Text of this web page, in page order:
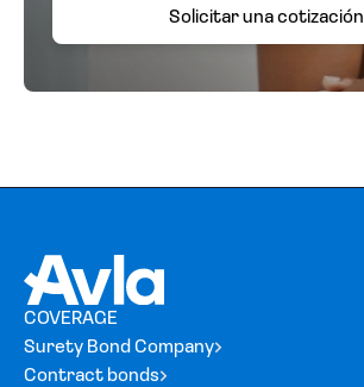
Solicitar una cotización
COVERAGE
Surety Bond Company
Contract bonds